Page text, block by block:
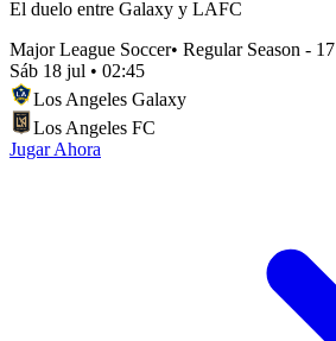
El duelo entre Galaxy y LAFC
Major League Soccer• Regular Season - 17
Sáb 18 jul • 02:45
Los Angeles Galaxy
Los Angeles FC
Jugar Ahora